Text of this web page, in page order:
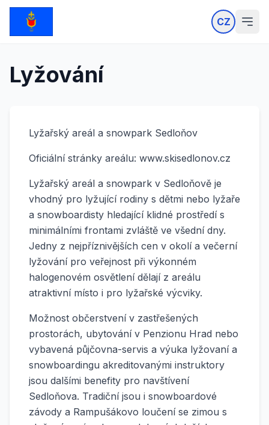
CZ
Lyžování
Lyžařský areál a snowpark Sedloňov
Oficiální stránky areálu: www.skisedlonov.cz
Lyžařský areál a snowpark v Sedloňově je
vhodný pro lyžující rodiny s dětmi nebo lyžaře
a snowboardisty hledající klidné prostředí s
minimálními frontami zvláště ve všední dny.
Jedny z nejpříznivějších cen v okolí a večerní
lyžování pro veřejnost při výkonném
halogenovém osvětlení dělají z areálu
atraktivní místo i pro lyžařské výcviky.
Možnost občerstvení v zastřešených
prostorách, ubytování v Penzionu Hrad nebo
vybavená půjčovna-servis a výuka lyžovaní a
snowboardingu akreditovanými instruktory
jsou dalšími benefity pro navštívení
Sedloňova. Tradiční jsou i snowboardové
závody a Rampušákovo loučení se zimou s